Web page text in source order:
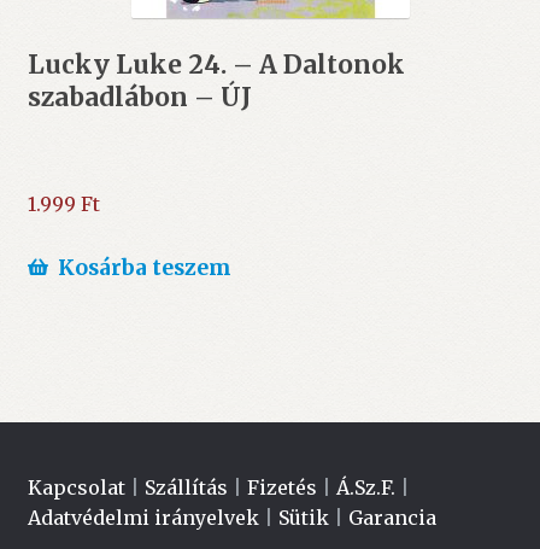
Lucky Luke 24. – A Daltonok
szabadlábon – ÚJ
1.999 Ft
Kosárba teszem
Kapcsolat| Szállítás Fizetés Á.Sz.F.
Adatvédelmi irányelvek| Sütik| Garancia